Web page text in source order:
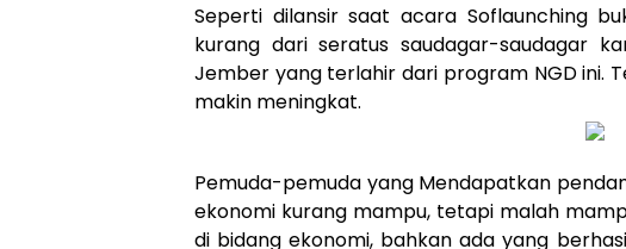
Seperti dilansir saat acara Soflaunching
kurang dari seratus saudagar-saudagar
Jember yang terlahir dari program NGD ini.
makin meningkat.
Pemuda-pemuda yang Mendapatkan
ekonomi kurang mampu, tetapi malah
di bidang ekonomi, bahkan ada yang